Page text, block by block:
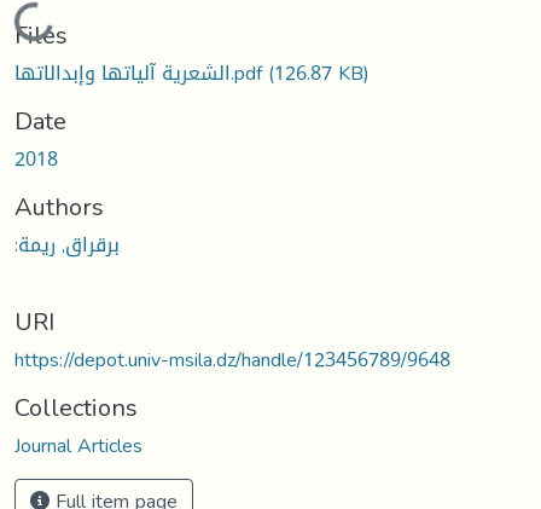
Loading...
Files
الشعرية آلياتها وإبدالاتها.pdf(126.87 KB)
Date
2018
Authors
:برقراق, ريمة
URI
https://depot.univ-msila.dz/handle/123456789/9648
Collections
Journal Articles
Full item page